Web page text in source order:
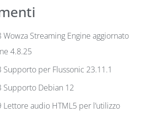
Wowza Streaming Engine aggiornato
4.8.25
Supporto per Flussonic 23.11.1
Supporto Debian 12
Lettore audio HTML5 per l’utilizzo